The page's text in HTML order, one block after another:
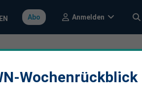
Abo Anmelden
Wochenrückblick